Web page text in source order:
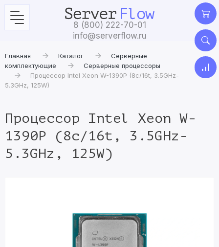
8 (800) 222-70-01
info@serverflow.ru
Главная Каталог
Серверные
комплектующие
Серверные процессоры
Процессор Intel Xeon W-1390P (8c/16t, 3.5GHz-
5.3GHz, 125W)
Процессор Intel Xeon W-
1390P (8c/16t, 3.5GHz-
5.3GHz, 125W)